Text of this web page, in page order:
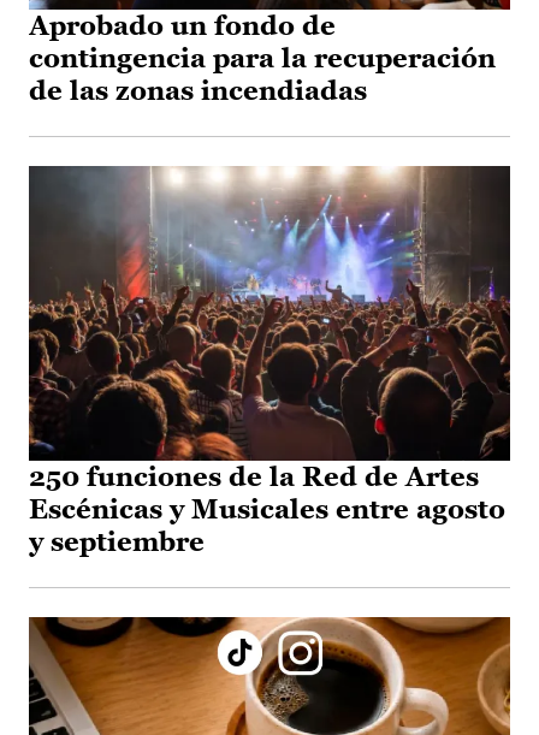
Aprobado un fondo de
contingencia para la recuperación
de las zonas incendiadas
250 funciones de la Red de Artes
Escénicas y Musicales entre agosto
y septiembre